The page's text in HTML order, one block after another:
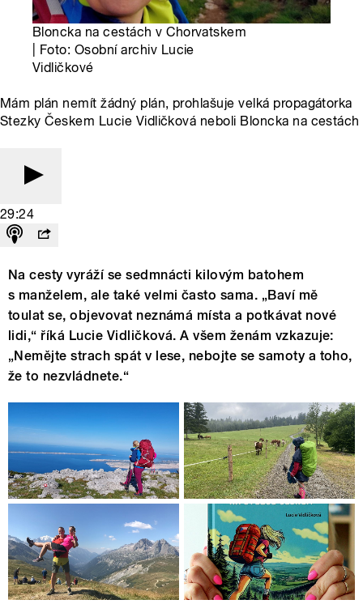
Bloncka na cestách v Chorvatskem
| Foto: Osobní archiv Lucie
Vidličkové
Mám plán nemít žádný plán, prohlašuje velká propagátorka
Stezky Českem Lucie Vidličková neboli Bloncka na cestách
29:24
Na cesty vyráží se sedmnácti kilovým batohem
s manželem, ale také velmi často sama. „Baví mě
toulat se, objevovat neznámá místa a potkávat nové
lidi,“ říká Lucie Vidličková. A všem ženám vzkazuje:
„Nemějte strach spát v lese, nebojte se samoty a toho,
že to nezvládnete.“